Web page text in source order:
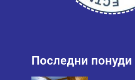
Последни понуди